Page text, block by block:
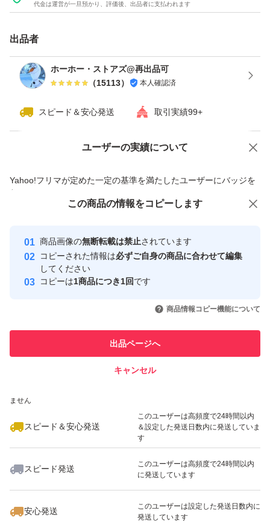
が実施したアスリートの食事調査結果に基づき、アスリー
自に設計して配合しています。
溶けやすさにこだわった当社独自の配合と造粒技術を活用
しているので、サッと溶かせておいしく飲むことができま
す。
・【原材料名】脱脂大豆たんぱく（国内製造）、カルシウ
ート（HMBカルシウム）、ココアパウダー、食塩、植物
油脂/炭酸Ca、香料、増粘剤（プルラン）、乳化剤、甘味
ロース、アセスルファムK）、炭酸Mg、V.C、ピロリン酸
第二鉄、V.E、V.B2、V.B6、パントテン酸Ca、V.B1、ナ
イアシン、V.A、V.D、V.B12、（一部に乳成分・大豆を含
【出品者よりお客様へ】
※可能な限り、24時間以内の発送対応を心がけておりま
況に応じて記載日より新しい物をお送りする場合がござい
ます。
は、お気軽にお問い合わせください。
※ご購入前に、商品、発送方法等の再確認をお願い申し上
げます。
代金は運営が一旦預かり、評価後、出品者に支払われます
出品者
ホーホー・ストアズ@再出品可
（15113） 本人確認済
スピード＆安心発送 取引実績99+
ユーザーの実績について
Yahoo!フリマが定めた一定の基準を満たしたユーザーにバッジを
付与しています
安心取引出品者
心・安全なユーザーです
取引実績
引を完了させた実績があります
での取引実績があります
ません
スピード＆安心発送
このユーザーは高頻度で24時間以内
＆設定した発送日数内に発送していま
す
スピード発送
このユーザーは高頻度で24時間以内
に発送しています
安心発送
このユーザーは設定した発送日数内に
発送しています
価格の相談 商品への質問
この商品の情報をコピーします
商品画像の無断転載は禁止されています
コピーされた情報は必ずご自身の商品に合わせて編集
してください
コピーは1商品につき1回です
商品情報コピー機能について
出品ページへ
キャンセル
この商品をみている人にオススメ
いいね！
3,750